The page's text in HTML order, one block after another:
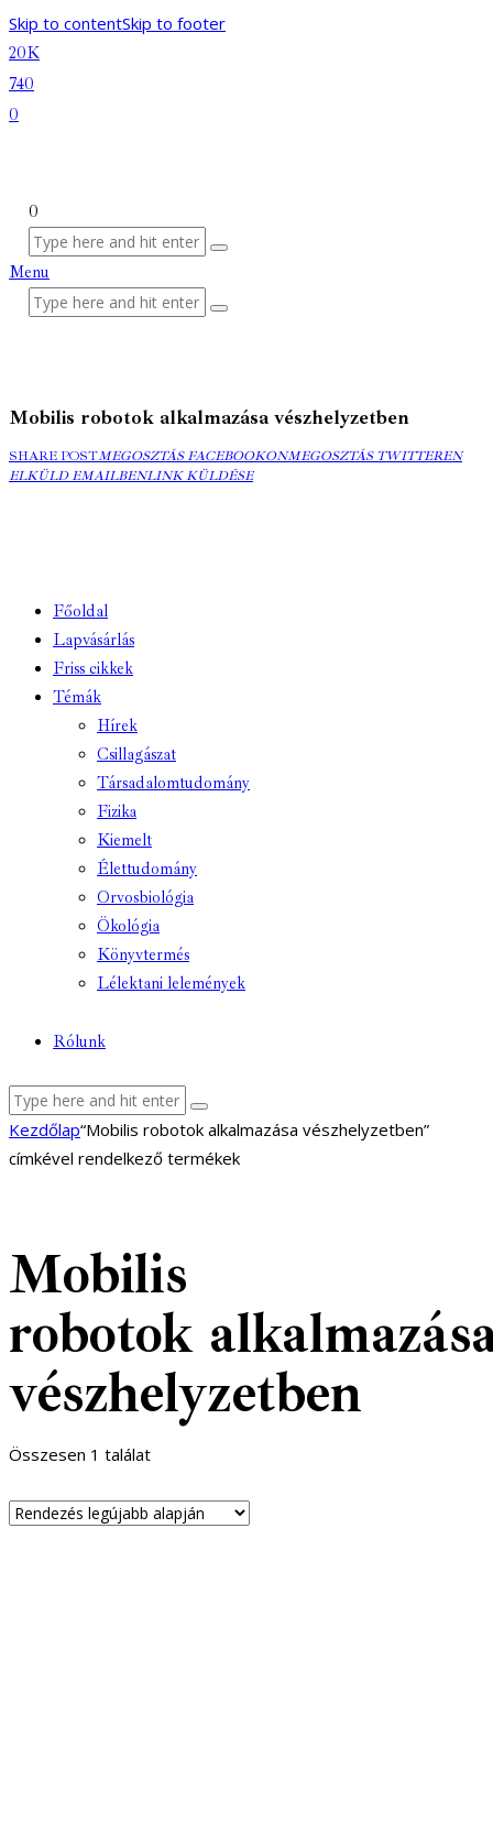
Skip to contentSkip to footer
20K
740
0
0
Menu
Mobilis robotok alkalmazása vészhelyzetben
SHARE POSTMEGOSZTÁS
FACEBOOKON
MEGOSZTÁS FACEBOOKONMEGOSZTÁS
MEGOSZTÁS TWITTEREN
ELKÜLD EMAILBENCOPY
LINK KÜLDÉSE
Főoldal
Lapvásárlás
Friss cikkek
Témák
Hírek
Csillagászat
Társadalomtudomány
Fizika
Kiemelt
Élettudomány
Orvosbiológia
Ökológia
Könyvtermés
Lélektani lelemények
Rólunk
facebook-
1
youtube-
1
email
Kezdőlap“Mobilis robotok alkalmazása vészhelyzetben”
címkével rendelkező termékek
Mobilis
robotok
vészhelyzetben
Összesen 1 találat